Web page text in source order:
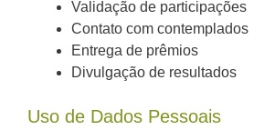
Validação de participações
Contato com contemplados
Entrega de prêmios
Divulgação de resultados
Uso de Dados Pessoais